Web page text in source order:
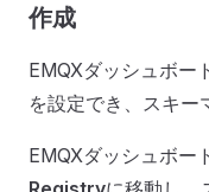
作成
EMQXダッシュボー
を設定でき、スキー
EMQXダッシュボー